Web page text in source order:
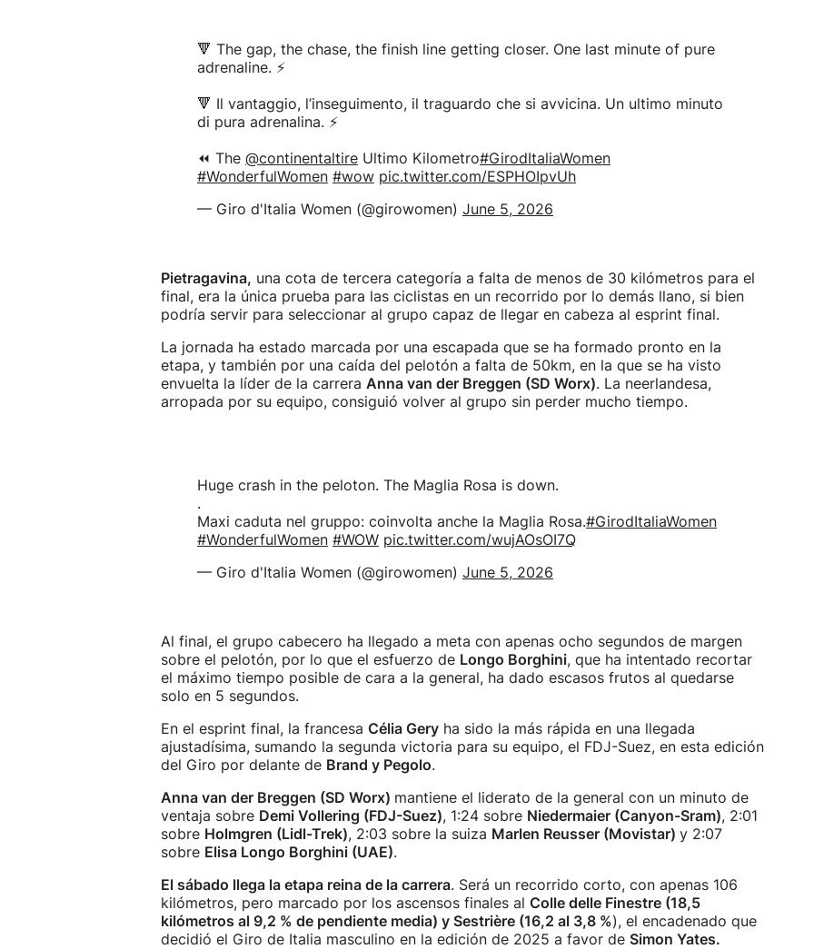
🔻 The gap, the chase, the finish line getting closer. One last minute of pure
adrenaline. ⚡️
🔻 Il vantaggio, l’inseguimento, il traguardo che si avvicina. Un ultimo minuto
di pura adrenalina. ⚡️
⏪ The @continentaltire Ultimo Kilometro#GirodItaliaWomen
#WonderfulWomen #wow pic.twitter.com/ESPHOIpvUh
— Giro d'Italia Women (@girowomen) June 5, 2026
Pietragavina, una cota de tercera categoría a falta de menos de 30 kilómetros para el
final, era la única prueba para las ciclistas en un recorrido por lo demás llano, si bien
podría servir para seleccionar al grupo capaz de llegar en cabeza al esprint final.
La jornada ha estado marcada por una escapada que se ha formado pronto en la
etapa, y también por una caída del pelotón a falta de 50km, en la que se ha visto
envuelta la líder de la carrera Anna van der Breggen (SD Worx). La neerlandesa,
arropada por su equipo, consiguió volver al grupo sin perder mucho tiempo.
Huge crash in the peloton. The Maglia Rosa is down.
.
Maxi caduta nel gruppo: coinvolta anche la Maglia Rosa.#GirodItaliaWomen
#WonderfulWomen #WOW pic.twitter.com/wujAOsOI7Q
— Giro d'Italia Women (@girowomen) June 5, 2026
Al final, el grupo cabecero ha llegado a meta con apenas ocho segundos de margen
sobre el pelotón, por lo que el esfuerzo de Longo Borghini, que ha intentado recortar
el máximo tiempo posible de cara a la general, ha dado escasos frutos al quedarse
solo en 5 segundos.
En el esprint final, la francesa Célia Gery ha sido la más rápida en una llegada
ajustadísima, sumando la segunda victoria para su equipo, el FDJ-Suez, en esta edición
del Giro por delante de Brand y Pegolo.
Anna van der Breggen (SD Worx) mantiene el liderato de la general con un minuto de
ventaja sobre Demi Vollering (FDJ-Suez), 1:24 sobre Niedermaier (Canyon-Sram), 2:01
sobre Holmgren (Lidl-Trek), 2:03 sobre la suiza Marlen Reusser (Movistar) y 2:07
sobre Elisa Longo Borghini (UAE).
El sábado llega la etapa reina de la carrera. Será un recorrido corto, con apenas 106
kilómetros, pero marcado por los ascensos finales al Colle delle Finestre (18,5
kilómetros al 9,2 % de pendiente media) y Sestrière (16,2 al 3,8 %), el encadenado que
decidió el Giro de Italia masculino en la edición de 2025 a favor de Simon Yates.